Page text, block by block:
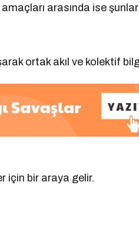
arasında ise şunlar
ortak akıl ve kolektif
için bir araya gelir.